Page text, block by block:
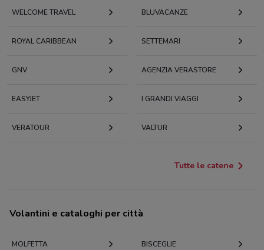
WELCOME TRAVEL BLUVACANZE
ROYAL CARIBBEAN SETTEMARI
GNV AGENZIA VERASTORE
EASYJET I GRANDI VIAGGI
VERATOUR VALTUR
Tutte le catene
Volantini e cataloghi per città
MOLFETTA BISCEGLIE